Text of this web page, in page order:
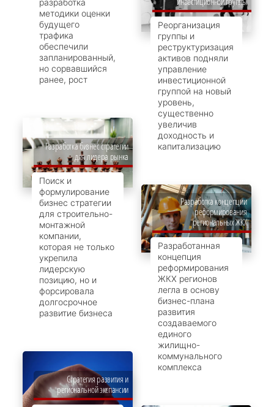
разработка
методики оценки
будущего
трафика
обеспечили
запланированный,
но сорвавшийся
ранее, рост
Реорганизация
группы и
реструктуризация
активов подняли
управление
инвестиционной
группой на новый
уровень,
существенно
увеличив
доходность и
капитализацию
Разработка бизнес стратегии
для лидера рынка
Поиск и
формулирование
бизнес стратегии
для строительно-
монтажной
компании,
которая не только
укрепила
лидерскую
позицию, но и
форсировала
долгосрочное
развитие бизнеса
Разработка концепции
реформирования
региональных ЖКХ
Разработанная
концепция
реформирования
ЖКХ регионов
легла в основу
бизнес-плана
развития
создаваемого
единого
жилищно-
коммунального
комплекса
Стратегия развития и
региональной экспансии